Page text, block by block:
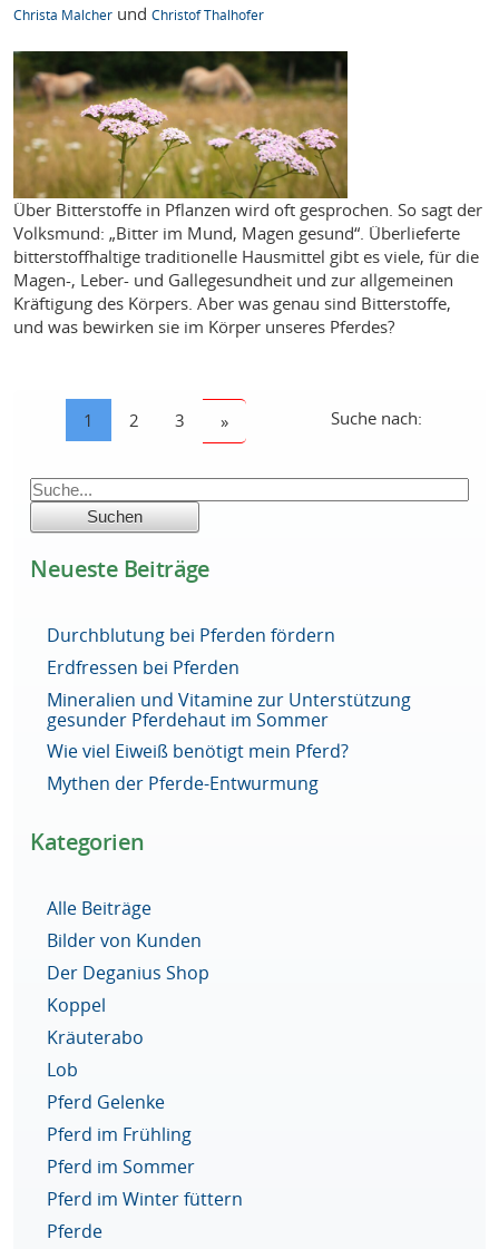
Christa Malcher undChristof Thalhofer
Über Bitterstoffe in Pflanzen wird oft gesprochen. So sagt der
Volksmund: „Bitter im Mund, Magen gesund“. Überlieferte
bitterstoffhaltige traditionelle Hausmittel gibt es viele, für die
Magen-, Leber- und Gallegesundheit und zur allgemeinen
Kräftigung des Körpers. Aber was genau sind Bitterstoffe,
und was bewirken sie im Körper unseres Pferdes?
1 2 3 » Suche nach:
Neueste Beiträge
Durchblutung bei Pferden fördern
Erdfressen bei Pferden
Mineralien und Vitamine zur Unterstützung
gesunder Pferdehaut im Sommer
Wie viel Eiweiß benötigt mein Pferd?
Mythen der Pferde-Entwurmung
Kategorien
Alle Beiträge
Bilder von Kunden
Der Deganius Shop
Koppel
Kräuterabo
Lob
Pferd Gelenke
Pferd im Frühling
Pferd im Sommer
Pferd im Winter füttern
Pferde